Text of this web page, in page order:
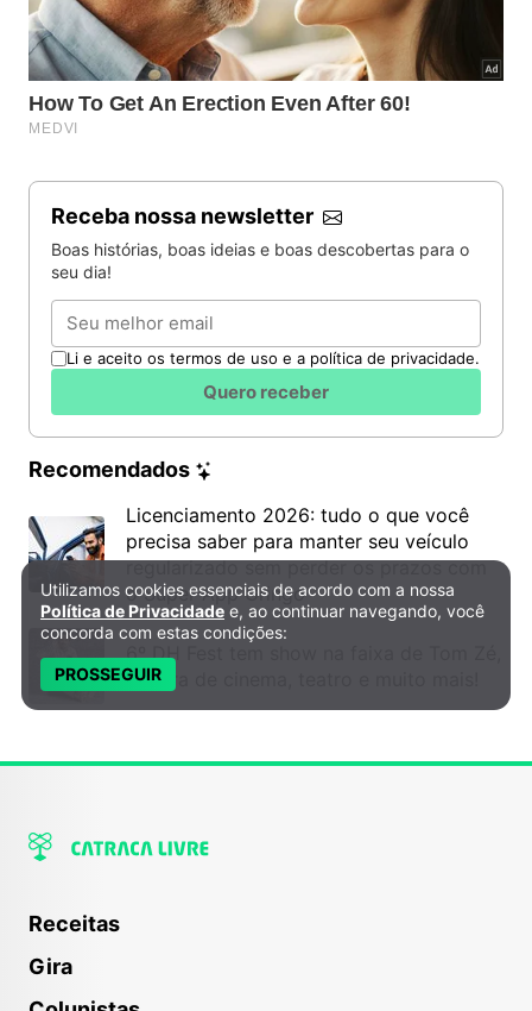
Receba nossa newsletter
Boas histórias, boas ideias e boas descobertas para o
seu dia!
Email
Li e aceito os termos de uso e a política de privacidade.
Quero receber
Recomendados
Licenciamento 2026: tudo o que você
precisa saber para manter seu veículo
regularizado sem perder os prazos com
o Super App Gringo
6º DH Fest tem show na faixa de Tom Zé,
mostra de cinema, teatro e muito mais!
Receitas
Gira
Política de Privacidade e Cookies
Utilizamos cookies essenciais de acordo com a nossa
Política de Privacidade e, ao continuar navegando, você
concorda com estas condições:
PROSSEGUIR